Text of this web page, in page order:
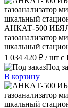
АНКАТ-500
газоанализатор
шкальный
1 034 420 ₽ / шт с
Под
В корзину